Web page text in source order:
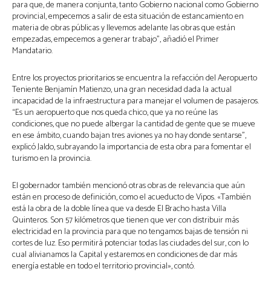
para que, de manera conjunta, tanto Gobierno nacional como Gobierno
provincial, empecemos a salir de esta situación de estancamiento en
materia de obras públicas y llevemos adelante las obras que están
empezadas, empecemos a generar trabajo”, añadió el Primer
Mandatario.
Entre los proyectos prioritarios se encuentra la refacción del Aeropuerto
Teniente Benjamín Matienzo, una gran necesidad dada la actual
incapacidad de la infraestructura para manejar el volumen de pasajeros.
“Es un aeropuerto que nos queda chico, que ya no reúne las
condiciones, que no puede albergar la cantidad de gente que se mueve
en ese ámbito, cuando bajan tres aviones ya no hay donde sentarse”,
explicó Jaldo, subrayando la importancia de esta obra para fomentar el
turismo en la provincia.
El gobernador también mencionó otras obras de relevancia que aún
están en proceso de definición, como el acueducto de Vipos. «También
está la obra de la doble línea que va desde El Bracho hasta Villa
Quinteros. Son 57 kilómetros que tienen que ver con distribuir más
electricidad en la provincia para que no tengamos bajas de tensión ni
cortes de luz. Eso permitirá potenciar todas las ciudades del sur, con lo
cual alivianamos la Capital y estaremos en condiciones de dar más
energía estable en todo el territorio provincial», contó.